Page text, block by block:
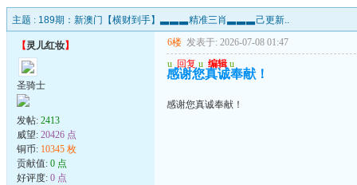
主题 : 189期：新澳门【横财到手】▃▃▃精准三肖▃▃▃己更新..
【灵儿红妆】
圣骑士
发帖: 2413
威望: 20426 点
铜币: 10345 枚
贡献值: 0 点
好评度: 0 点
6楼 发表于: 2026-07-08 01:47
u 回复 u 编辑 u
感谢您真诚奉献！
感谢您真诚奉献！